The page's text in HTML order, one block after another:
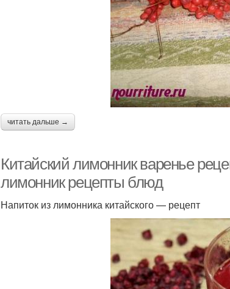
читать дальше →
Китайский лимонник варенье
лимонник рецепты блюд
Напиток из лимонника китайского — рецепт